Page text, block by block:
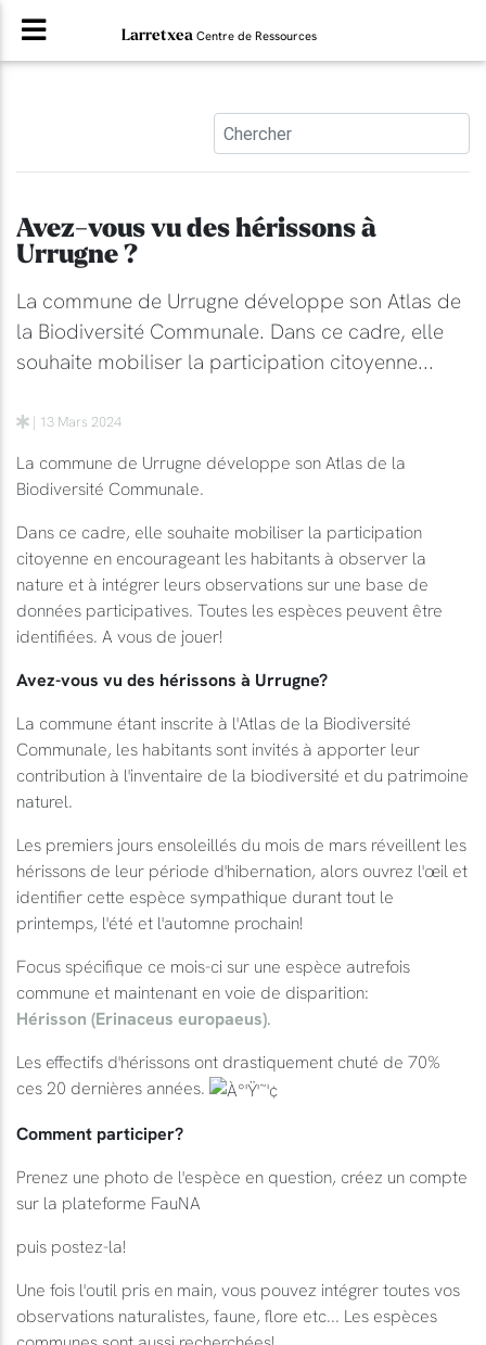
Larretxea Centre de Ressources
Avez-vous vu des hérissons à
Urrugne ?
La commune de Urrugne développe son Atlas de
la Biodiversité Communale. Dans ce cadre, elle
souhaite mobiliser la participation citoyenne...
| 13 Mars 2024
La commune de Urrugne développe son Atlas de la
Biodiversité Communale.
Dans ce cadre, elle souhaite mobiliser la participation
citoyenne en encourageant les habitants à observer la
nature et à intégrer leurs observations sur une base de
données participatives. Toutes les espèces peuvent être
identifiées. A vous de jouer!
Avez-vous vu des hérissons à Urrugne?
La commune étant inscrite à l'Atlas de la Biodiversité
Communale, les habitants sont invités à apporter leur
contribution à l'inventaire de la biodiversité et du patrimoine
naturel.
Les premiers jours ensoleillés du mois de mars réveillent les
hérissons de leur période d'hibernation, alors ouvrez l'œil et
identifier cette espèce sympathique durant tout le
printemps, l'été et l'automne prochain!
Focus spécifique ce mois-ci sur une espèce autrefois
commune et maintenant en voie de disparition:
Hérisson (Erinaceus europaeus).
Les effectifs d'hérissons ont drastiquement chuté de 70%
ces 20 dernières années.
Comment participer?
Prenez une photo de l'espèce en question, créez un compte
sur la plateforme FauNA
puis postez-la!
Une fois l'outil pris en main, vous pouvez intégrer toutes vos
observations naturalistes, faune, flore etc... Les espèces